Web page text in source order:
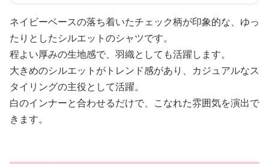
ネイビーベースの落ち着いたチェック柄が印象的な、ゆっ
たりとしたシルエットのシャツです。
程よい厚みの生地感で、羽織としても活躍します。
大きめのシルエットがトレンド感があり、カジュアルなス
タイリングの主役として活躍。
白のインナーと合わせるだけで、こなれた雰囲気を演出で
きます。